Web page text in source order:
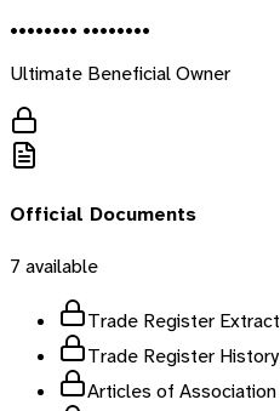
•••••••• ••••••••
Ultimate Beneficial Owner
Official Documents
7 available
Trade Register Extract
Trade Register History
Articles of Association